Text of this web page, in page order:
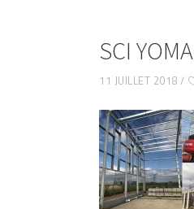
SCI YOMA
11 JUILLET 2018